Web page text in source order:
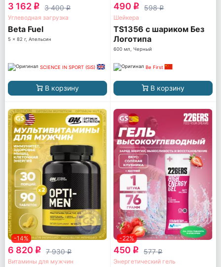
3 162 q 3 400q
Углеводная загрузка
Beta Fuel
5 x 82 г, Апельсин
SCIENCE IN SPORT (SiS)
В корзину
490 q 598q
Шейкера
TS1356 с шариком Без
Логотипа
600 мл, Черный
Be First
В корзину
-14%
6 820 q 7 930q
Витамины для мужчин
-22%
450 q 577q
Энергетический гель